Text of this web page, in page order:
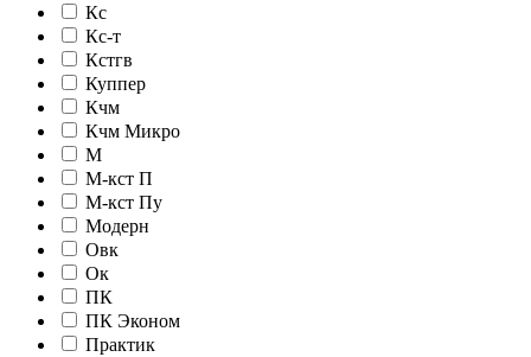
Кс
Кс-т
Кстгв
Куппер
Кчм
Кчм Микро
М
М-кст П
М-кст Пу
Модерн
Овк
Ок
ПК
ПК Эконом
Практик